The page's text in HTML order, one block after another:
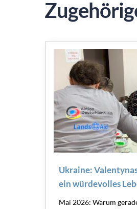
Ukraine:
ein würdevolles
Mai 2026: Warum